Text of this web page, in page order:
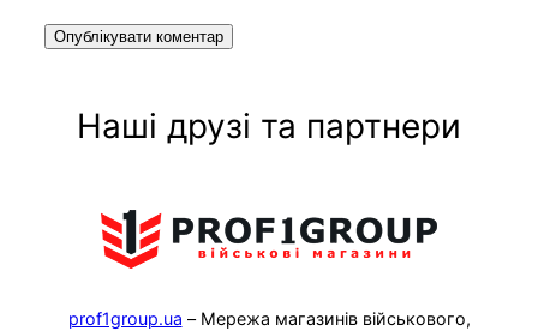
Наші друзі та партнери
prof1group.ua – Мережа магазинів військового,